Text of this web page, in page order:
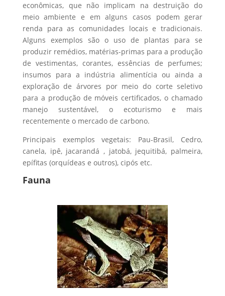
econômicas, que não implicam na destruição do
meio ambiente e em alguns casos podem gerar
renda para as comunidades locais e tradicionais.
Alguns exemplos são o uso de plantas para se
produzir remédios, matérias-primas para a produção
de vestimentas, corantes, essências de perfumes;
insumos para a indústria alimentícia ou ainda a
exploração de árvores por meio do corte seletivo
para a produção de móveis certificados, o chamado
manejo sustentável, o ecoturismo e mais
recentemente o mercado de carbono.
Principais exemplos vegetais: Pau-Brasil, Cedro,
canela, ipê, jacarandá , jatobá, jequitibá, palmeira,
epífitas (orquídeas e outros), cipós etc.
Fauna